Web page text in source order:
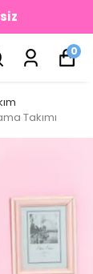
0
Takımı